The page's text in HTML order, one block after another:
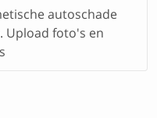
autoschade
Upload foto's en